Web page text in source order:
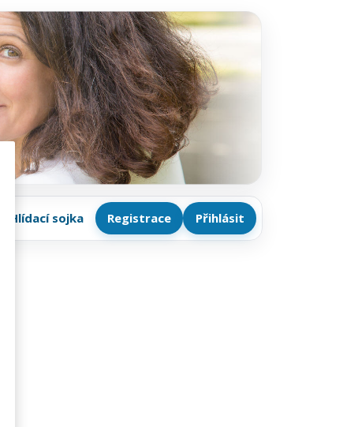
Hlídací sojka Registrace Přihlásit